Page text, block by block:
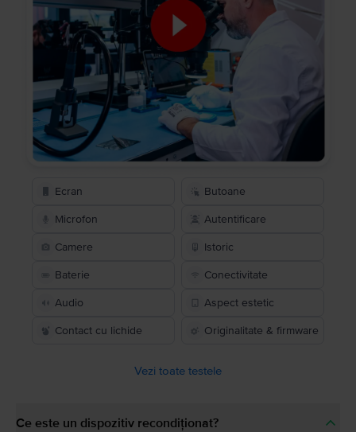
Ecran Butoane
Microfon Autentificare
Camere Istoric
Baterie Conectivitate
Audio Aspect estetic
Contact cu lichide Originalitate & firmware
Vezi toate testele
Ce este un dispozitiv recondiționat?